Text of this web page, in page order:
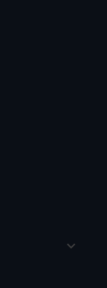
expand_more